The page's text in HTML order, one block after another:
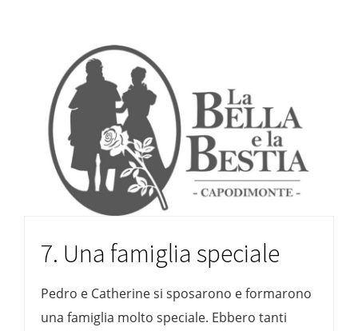
7. Una famiglia speciale
Pedro e Catherine si sposarono e formarono
una famiglia molto speciale. Ebbero tanti